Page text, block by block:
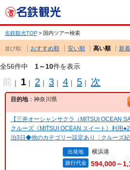
名鉄観光TOP > 国内ツアー検索
並び順: おすすめ順 安い順 高い順 新
全56件中 1～10件を表示
前 ｜ 1 ｜ 2 ｜ 3 ｜ 4 ｜ 5 ｜ 次
目的地：神奈川県
【三井オーシャンサクラ（MITSUI OCEAN
クルーズ《MITSUI OCEAN スイート》利用
泊3日◆他のカテゴリー設定あり〔クルーズ紀
出発地 横浜港
旅行代金 594,000～